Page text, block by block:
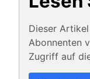
Dieser
Abonnenten
Zugriff auf